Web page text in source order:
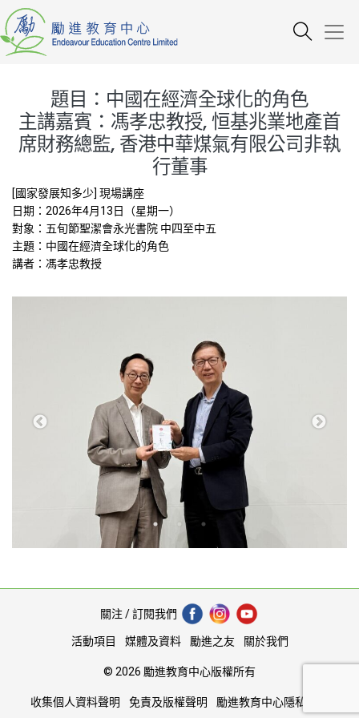
題目：中國在經濟全球化的角色
主講嘉賓：馮孝忠教授, 恒基兆業地產首
席財務總監, 香港中華煤氣有限公司非執
行董事
[國家發展知多少] 現場講座
日期：2026年4月13日（星期一）
對象：五旬節聖潔會永光書院 中四至中五
主題：中國在經濟全球化的角色
講者：馮孝忠教授
關注 / 訂閱我們
活動項目 媒體及資料 勵進之友 關於我們
© 2026 勵進教育中心版權所有
收集個人資料聲明 免責及版權聲明 勵進教育中心隱私協議